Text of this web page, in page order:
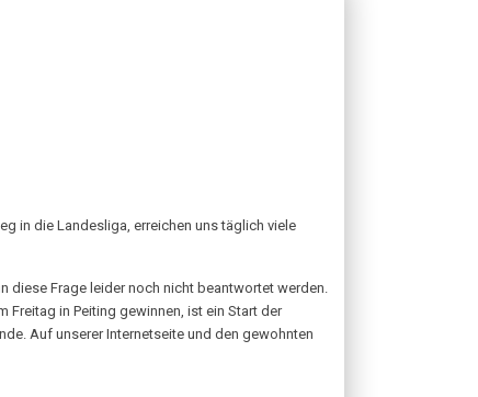
in die Landesliga, erreichen uns täglich viele
diese Frage leider noch nicht beantwortet werden.
Freitag in Peiting gewinnen, ist ein Start der
Auf unserer Internetseite und den gewohnten